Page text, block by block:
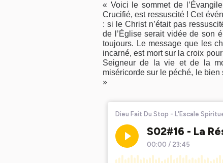
« Voici le sommet de
Crucifié, est ressuscité ! Cet
: si le Christ n’était pas
de l’Église serait vidée de son
toujours. Le message que les
incarné, est mort sur la croix
Seigneur de la vie et de la
miséricorde sur le péché, le
»